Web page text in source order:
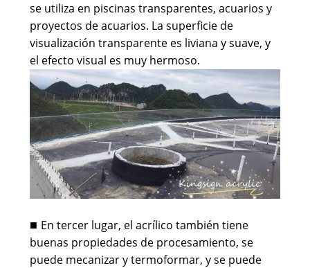
se utiliza en piscinas transparentes, acuarios y
proyectos de acuarios. La superficie de
visualización transparente es liviana y suave, y
el efecto visual es muy hermoso.
■ En tercer lugar, el acrílico también tiene
buenas propiedades de procesamiento, se
puede mecanizar y termoformar, y se puede